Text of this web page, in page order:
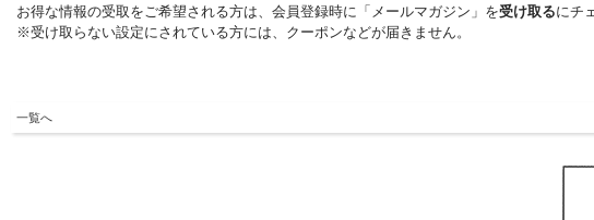
お得な情報の受取をご希望される方は、会員登録時に「メールマガジン」を受け取るにチ
※受け取らない設定にされている方には、クーポンなどが届きません。
一覧へ